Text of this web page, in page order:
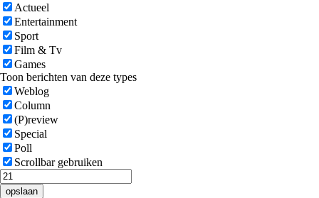
Actueel
Entertainment
Sport
Film & Tv
Games
Toon berichten van deze types
Weblog
Column
(P)review
Special
Poll
Scrollbar gebruiken
opslaan